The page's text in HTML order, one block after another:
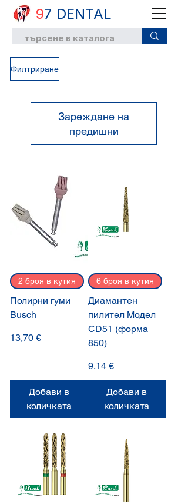
97 DENTAL
Филтриране
Зареждане на
предишни
2 броя в кутия
Полирни гуми
Busch
Цена
13,70 €
Добави в
количката
6 броя в кутия
Диамантен
пилител Модел
CD51 (форма
850)
Цена
9,14 €
Добави в
количката